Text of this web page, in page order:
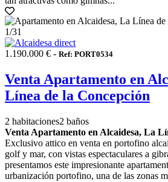
1/31
1.190.000 € - Ref: PORT0534
Venta Apartamento en
Línea de la Concepción
2 habitaciones2 baños
Venta Apartamento en Alcaidesa, La
Exclusivo attico en venta en portofino
golf y mar, con vistas espectaculares a
presentamos este impresionante
urbanización portofino, una de las zonas